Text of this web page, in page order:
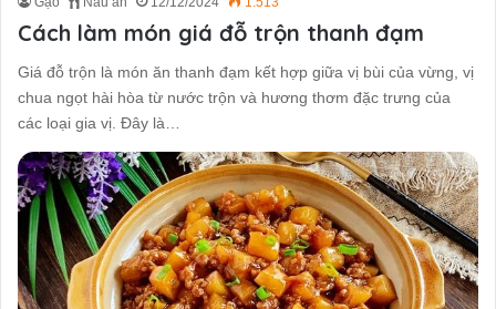
Cách làm món giá đỗ trộn thanh đạm
Giá đỗ trộn là món ăn thanh đạm kết hợp giữa vị bùi của vừng, vị
chua ngọt hài hòa từ nước trộn và hương thơm đặc trưng của
các loại gia vị. Đây là…